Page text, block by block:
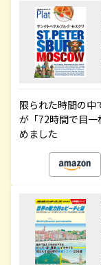
限られた時間の中
が「72時間で目一
めました